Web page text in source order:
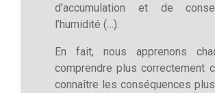
d’accumulation et de
l’humidité (…).
En fait, nous apprenons
comprendre plus correctement
connaître les conséquences